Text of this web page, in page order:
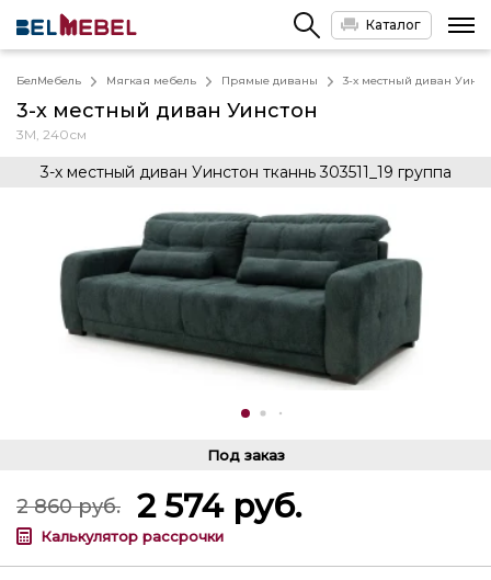
Каталог
БелМебель Мягкая мебель Прямые диваны 3-х местный диван
3-х местный диван Уинстон
3М, 240см
3-х местный диван Уинстон тканнь 303511_19 группа
Под заказ
2 860 руб. 2 574 руб.
Калькулятор рассрочки